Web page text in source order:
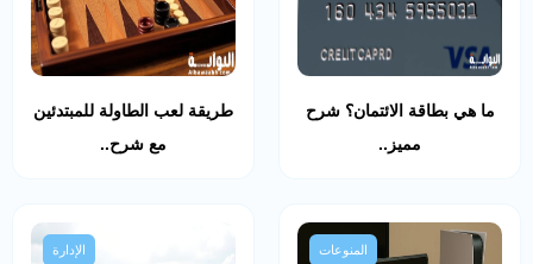
ما هي بطاقة الائتمان؟ شرح
مميز..
طريقة لعب الطاولة للمبتدئين
مع شرح..
المنوعات الإدارة